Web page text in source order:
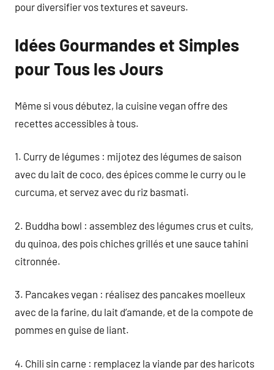
pour diversifier vos textures et saveurs.
Idées Gourmandes et Simples
pour Tous les Jours
Même si vous débutez, la cuisine vegan offre des
recettes accessibles à tous.
1. Curry de légumes : mijotez des légumes de saison
avec du lait de coco, des épices comme le curry ou le
curcuma, et servez avec du riz basmati.
2. Buddha bowl : assemblez des légumes crus et cuits,
du quinoa, des pois chiches grillés et une sauce tahini
citronnée.
3. Pancakes vegan : réalisez des pancakes moelleux
avec de la farine, du lait d’amande, et de la compote de
pommes en guise de liant.
4. Chili sin carne : remplacez la viande par des haricots